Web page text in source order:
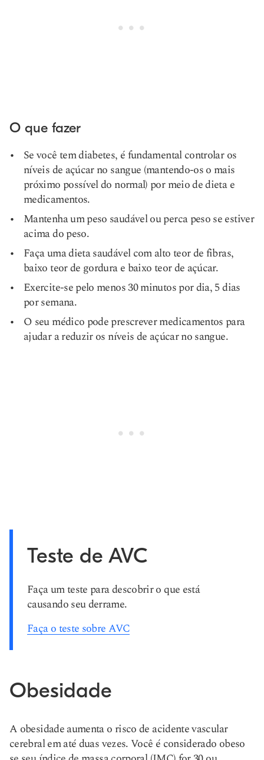
O que fazer
Se você tem diabetes, é fundamental controlar os
níveis de açúcar no sangue (mantendo-os o mais
próximo possível do normal) por meio de dieta e
medicamentos.
Mantenha um peso saudável ou perca peso se estiver
acima do peso.
Faça uma dieta saudável com alto teor de fibras,
baixo teor de gordura e baixo teor de açúcar.
Exercite-se pelo menos 30 minutos por dia, 5 dias
por semana.
O seu médico pode prescrever medicamentos para
ajudar a reduzir os níveis de açúcar no sangue.
Teste de AVC
Faça um teste para descobrir o que está
causando seu derrame.
Faça o teste sobre AVC
Obesidade
A obesidade aumenta o risco de acidente vascular
cerebral em até duas vezes. Você é considerado obeso